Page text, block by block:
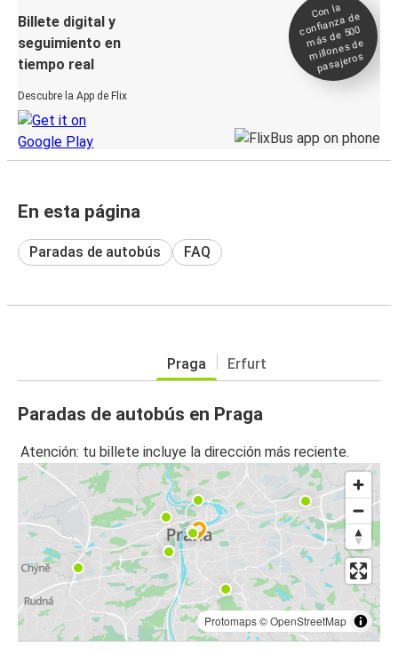
Billete digital y
seguimiento en
tiempo real
Descubre la App de Flix
Con la
confianza de
más de 500
millones de
pasajeros
En esta página
Paradas de autobús FAQ
Praga Erfurt
Paradas de autobús en Praga
Atención: tu billete incluye la dirección más reciente.
Protomaps©OpenStreetMap